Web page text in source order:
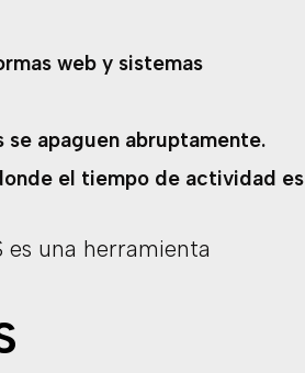
web y sistemas
apaguen abruptamente.
el tiempo de actividad es
una herramienta